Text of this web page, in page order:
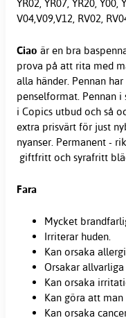
YR02, YR07, YR20, Y00,
V04,V09,V12, RV02,
Ciao är en bra
prova på att rita med
alla händer. Pennan
penselformat. Pennan
i Copics utbud och så
extra prisvärt för just
nyanser. Permanent -
giftfritt och syrafritt
Fara
Mycket
Irriterar huden.
Kan orsaka
Orsakar
Kan orsaka
Kan göra att
Kan orsaka